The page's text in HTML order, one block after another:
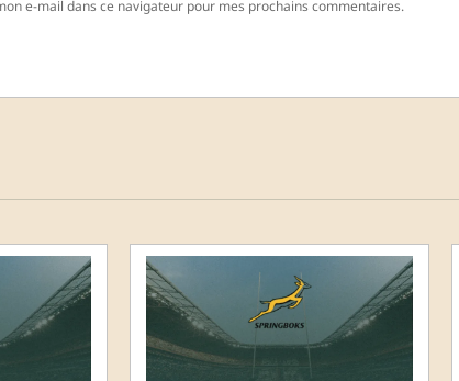
e-mail dans ce navigateur pour mes prochains commentaires.